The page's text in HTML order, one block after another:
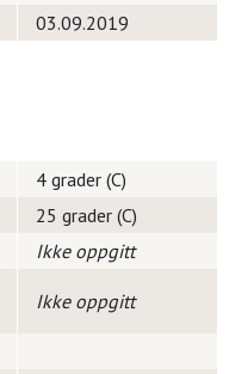
03.09.2019
4 grader (C)
25 grader (C)
Ikke oppgitt
Ikke oppgitt